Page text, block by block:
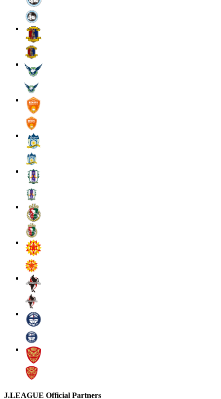
J.LEAGUE Official Partners